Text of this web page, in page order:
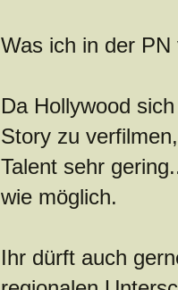
Was ich in der
Da Hollywood
Story zu
Talent sehr
wie möglich.
Ihr dürft auch